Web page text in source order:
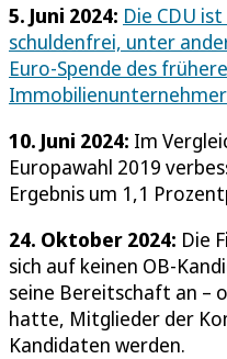
5. Juni 2024: Die CDU
schuldenfrei, unter
Euro-Spende des
10. Juni 2024: Im
Europawahl 2019
Ergebnis um 1,1
24. Oktober 2024: Die
sich auf keinen OB-
seine Bereitschaft an –
hatte, Mitglieder der
Kandidaten werden.